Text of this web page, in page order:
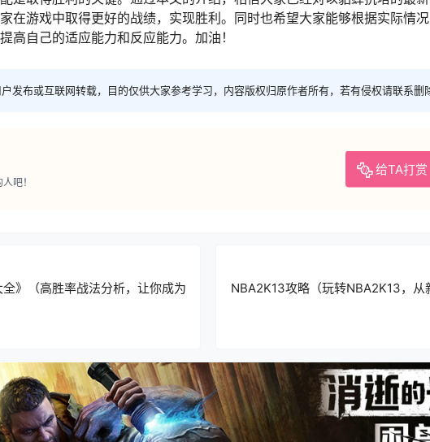
在游戏中取得更好的战绩，实现胜利。同时也希望大家能够根据实际情
高自己的适应能力和反应能力。加油！
发布或互联网转载，目的仅供大家参考学习，内容版权归原作者所有，若有侵权请联系删
给TA打赏
吧！
全》（高胜率战法分析，让你成为
NBA2K13攻略（玩转NBA2K13，从